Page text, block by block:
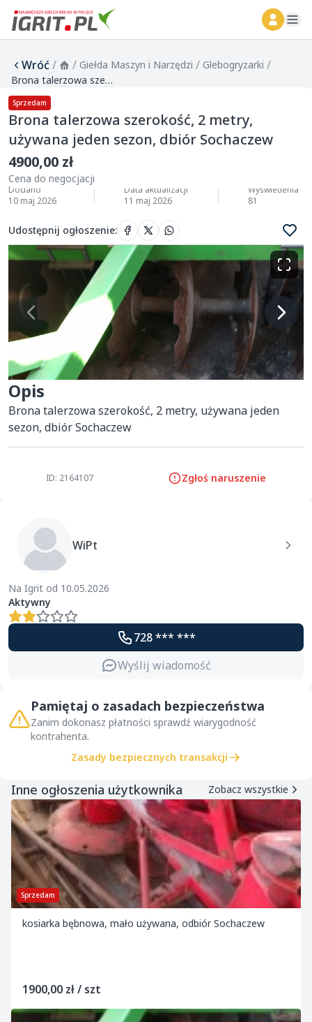
Wróć/ / Giełda Maszyn i Narzędzi / Glebogryzarki /
Brona talerzowa szerokość, 2 metry, używana jeden sezon, dbiór Sochaczew
Sprzedam
Brona talerzowa szerokość, 2 metry,
używana jeden sezon, dbiór Sochaczew
4900,00 zł
Cena do negocjacji
Dodano
10 maj 2026
Data aktualizacji
11 maj 2026
Wyświetlenia
81
Udostępnij ogłoszenie:
Opis
Brona talerzowa szerokość, 2 metry, używana jeden
sezon, dbiór Sochaczew
ID: 2164107 Zgłoś naruszenie
WiPt
Na Igrit od 10.05.2026
Aktywny
728 *** ***
Wyślij wiadomość
Pamiętaj o zasadach bezpieczeństwa
Zanim dokonasz płatności sprawdź wiarygodność
kontrahenta.
Zasady bezpiecznych transakcji
Inne ogłoszenia użytkownika Zobacz wszystkie
Sprzedam
kosiarka bębnowa, mało używana, odbiór Sochaczew
1900,00 zł / szt